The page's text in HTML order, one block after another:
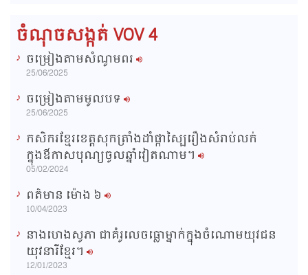
ចំណុចសង្កត់ VOV 4
ចម្រៀងតាមសំណូមពរ
25/06/2025
ចម្រៀងតាមមូលបទ
25/06/2025
កសិករខ្មែរខេត្តសុកត្រាំងដាំផ្កាស្បៃរឿងសំរាប់លក់
ក្នុងឳកាសបុណ្យចូលឆ្នាំវៀតណាម។
05/02/2024
ពត៌មាន ម៉ោង​ ៦
10/04/2023
នាងហេងសូភា ជាគំរូលេចធ្លោម្នាក់ក្នុងចំណោមយុវជន
យុវនារីខ្មែរ។
12/01/2023